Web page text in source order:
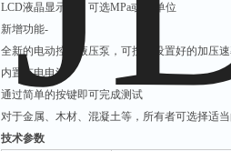
LCD液晶显示表，可选MPa或psi单位
新增功能-
全新的电动控制液压泵，可按照设置好的加压
内置充电电池
通过简单的按键即可完成测试
对于金属、木材、混凝土等，所有者可选择适
技术参数